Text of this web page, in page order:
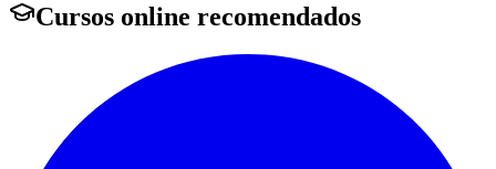
Cursos online recomendados